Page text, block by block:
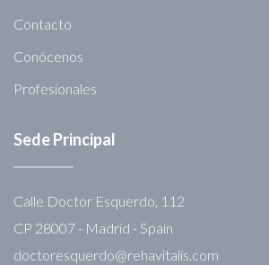
Contacto
Conócenos
Profesionales
Sede Principal
Calle Doctor Esquerdo, 112
CP 28007 - Madrid - Spain
doctoresquerdo@rehavitalis.com